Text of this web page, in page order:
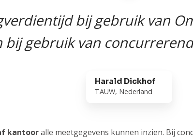
bij gebruik van
bij gebruik van
Harald Dickhof
TAUW, Nederland
kantooralle meetgegevens kunnen inzien. Bij